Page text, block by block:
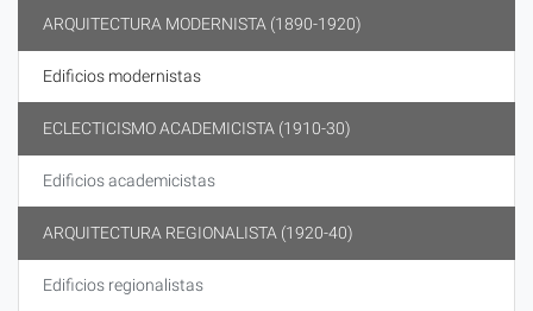
ARQUITECTURA MODERNISTA (1890-1920)
Edificios modernistas
ECLECTICISMO ACADEMICISTA (1910-30)
Edificios academicistas
ARQUITECTURA REGIONALISTA (1920-40)
Edificios regionalistas